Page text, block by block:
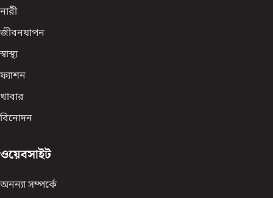
নারী
জীবনযাপন
স্বাস্থ্য
ফ্যাশন
খাবার
বিনোদন
ওয়েবসাইট
অনন্যা সম্পর্কে